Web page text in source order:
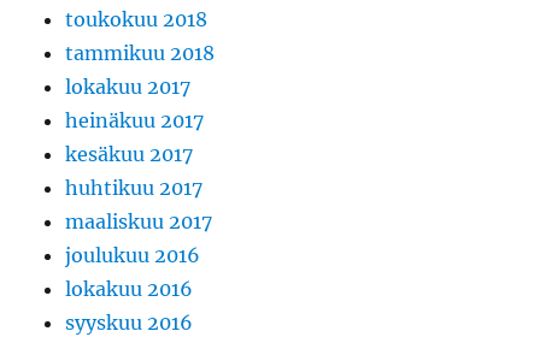
toukokuu 2018
tammikuu 2018
lokakuu 2017
heinäkuu 2017
kesäkuu 2017
huhtikuu 2017
maaliskuu 2017
joulukuu 2016
lokakuu 2016
syyskuu 2016